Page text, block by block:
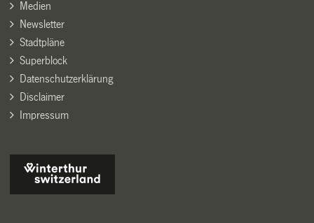
Medien
Newsletter
Stadtpläne
Superblock
Datenschutzerklärung
Disclaimer
Impressum